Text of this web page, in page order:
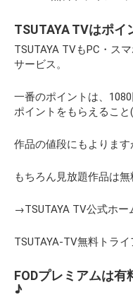
TSUTAYA TVはポイ
TSUTAYA TVもPC・ス
サービス。
一番のポイントは、
ポイントをもらえること
作品の値段にもよりま
もちろん見放題作品は
→TSUTAYA TV公式ホー
TSUTAYA-TV無料トラ
FODプレミアムは有
♪